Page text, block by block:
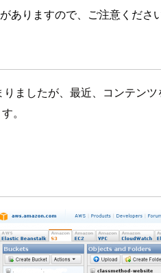
りますので、ご注意ください
ましたが、最近、コンテン
。